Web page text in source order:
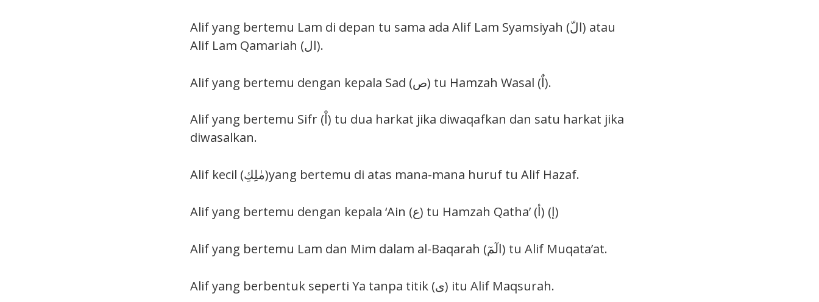
Alif yang bertemu Lam di depan tu sama ada Alif Lam Syamsiyah (الّ) atau
Alif Lam Qamariah (ال).
Alif yang bertemu dengan kepala Sad (ص) tu Hamzah Wasal (اٌ).
Alif yang bertemu Sifr (اْ) tu dua harkat jika diwaqafkan dan satu harkat jika
diwasalkan.
Alif kecil (مٰلِكِ)yang bertemu di atas mana-mana huruf tu Alif Hazaf.
Alif yang bertemu dengan kepala ‘Ain (ع) tu Hamzah Qatha’ (أ) (إ)
Alif yang bertemu Lam dan Mim dalam al-Baqarah (الٓمٓ) tu Alif Muqata’at.
Alif yang berbentuk seperti Ya tanpa titik (ى) itu Alif Maqsurah.